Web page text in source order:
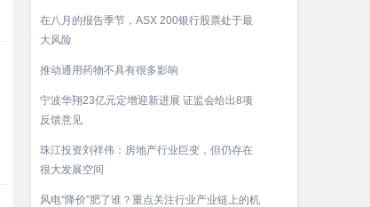
在八月的报告季节，ASX 200银行股票处于最
大风险
推动通用药物不具有很多影响
宁波华翔23亿元定增迎新进展 证监会给出8项
反馈意见
珠江投资刘祥伟：房地产行业巨变，但仍存在
很大发展空间
风电“降价”肥了谁？重点关注行业产业链上的机